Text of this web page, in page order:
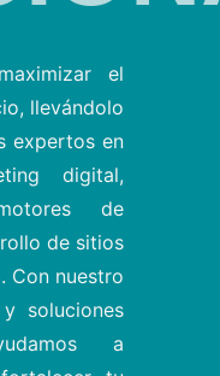
el
llevándolo
expertos en
digital,
de
de sitios
Con nuestro
soluciones
a